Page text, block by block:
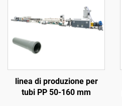
linea di produzione per
tubi PP 50-160 mm